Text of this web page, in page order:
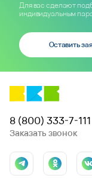
Для вас сделают
индивидуальным
Оставить
8 (800) 333-7-111
Заказать звонок